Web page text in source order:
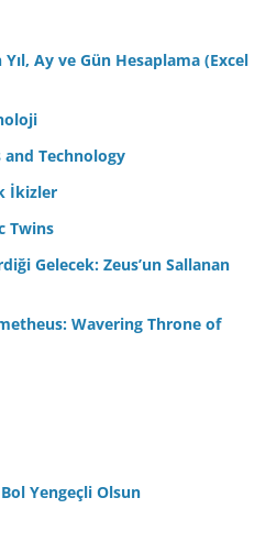
Ay ve Gün Hesaplama (Excel
and Technology
İkizler
Twins
Gelecek: Zeus’un Sallanan
Wavering Throne of
Yengeçli Olsun